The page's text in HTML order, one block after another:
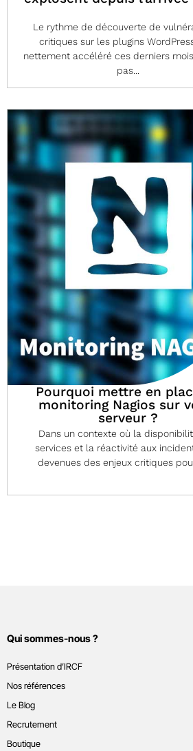
Le rythme de découverte de
critiques sur les plugins
nettement accéléré ces derniers
pas...
Pourquoi mettre en
monitoring Nagios sur
serveur ?
Dans un contexte où la
services et la réactivité aux
devenues des enjeux critiques
Qui sommes-nous ?
Présentation d’IRCF
Nos références
Le Blog
Recrutement
Boutique